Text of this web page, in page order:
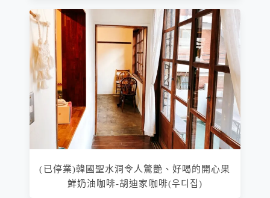
(已停業)韓國聖水洞令人驚艷、好喝的開心果
鮮奶油咖啡-胡迪家咖啡(우디집)